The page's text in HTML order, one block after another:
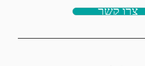
צרו קשר